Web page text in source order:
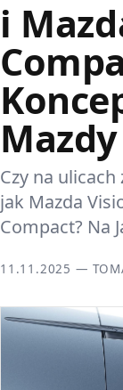
Porady
Pozostałe
i
Mazdy
Czy na
jak Mazda
Compact? Na
11.11.2025 —